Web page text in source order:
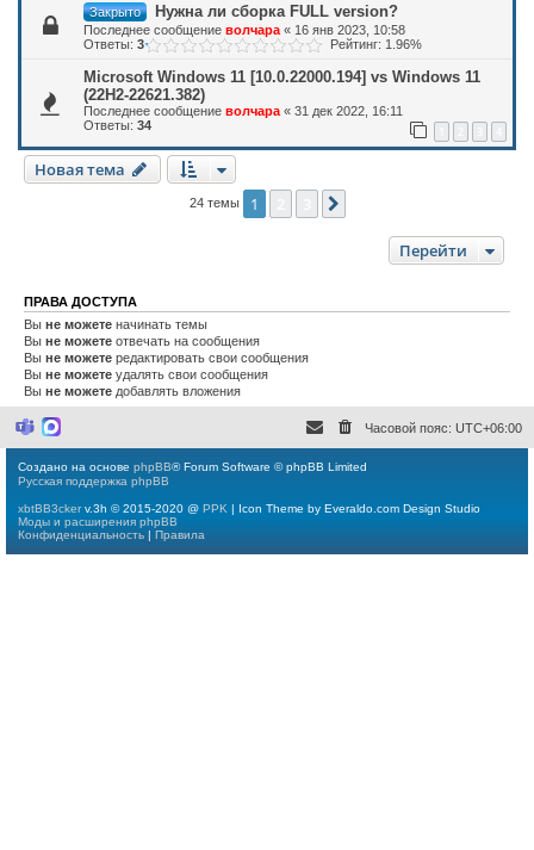
Закрыто Нужна ли сборка FULL version?
Последнее сообщение волчара « 16 янв 2023, 10:58
Ответы: 3 Рейтинг: 1.96%
Microsoft Windows 11 [10.0.22000.194] vs Windows 11
(22H2-22621.382)
Последнее сообщение волчара « 31 дек 2022, 16:11
Ответы: 34
Новая тема
24 темы 1
Перейти
ПРАВА ДОСТУПА
Вы не можете начинать темы
Вы не можете отвечать на сообщения
Вы не можете редактировать свои сообщения
Вы не можете удалять свои сообщения
Вы не можете добавлять вложения
M
r
o
o
f
t
M
Часовой пояс: UTC+06:00
Создано на основе phpBB® Forum Software © phpBB Limited
Русская поддержка phpBB
xbtBB3ckerv.3h © 2015-2020 @ PPK | Icon Theme by Everaldo.com Design Studio
Моды и расширения phpBB
Конфиденциальность | Правила